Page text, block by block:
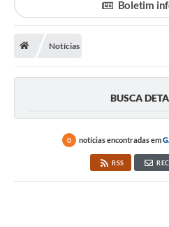
Boletim
Notícias
BUSCA
0 notícias encontradas em
RSS